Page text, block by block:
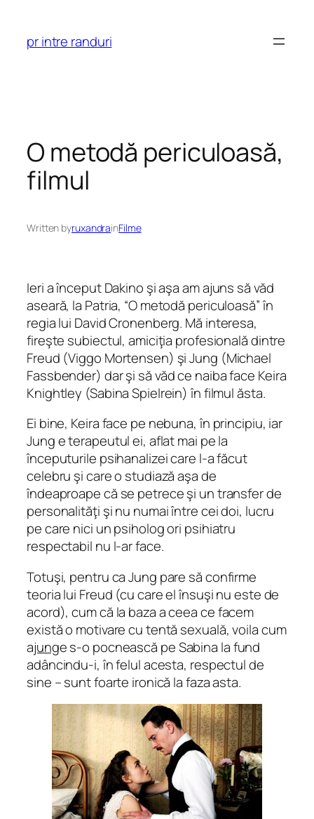
content
pr intre randuri
O metodă periculoasă,
filmul
Written byruxandrainFilme
Ieri a început Dakino şi aşa am ajuns să văd
aseară, la Patria, “O metodă periculoasă” în
regia lui David Cronenberg. Mă interesa,
fireşte subiectul, amiciţia profesională dintre
Freud (Viggo Mortensen) şi Jung (Michael
Fassbender) dar şi să văd ce naiba face Keira
Knightley (Sabina Spielrein) în filmul ăsta.
Ei bine, Keira face pe nebuna, în principiu, iar
Jung e terapeutul ei, aflat mai pe la
începuturile psihanalizei care l-a făcut
celebru şi care o studiază aşa de
îndeaproape că se petrece şi un transfer de
personalităţi şi nu numai între cei doi, lucru
pe care nici un psiholog ori psihiatru
respectabil nu l-ar face.
Totuşi, pentru ca Jung pare să confirme
teoria lui Freud (cu care el însuşi nu este de
acord), cum că la baza a ceea ce facem
există o motivare cu tentă sexuală, voila cum
ajunge s-o pocnească pe Sabina la fund
adâncindu-i, în felul acesta, respectul de
sine – sunt foarte ironică la faza asta.